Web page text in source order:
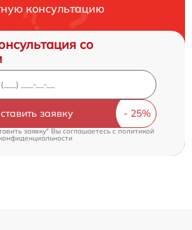
консультацию
со
заявку
заявку" Вы соглашаетесь cполитикой